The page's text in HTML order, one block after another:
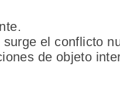
el conflicto
de objeto